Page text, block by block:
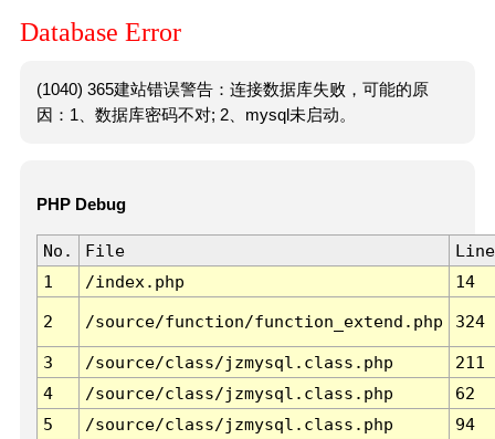
Database Error
(1040) 365建站错误警告：连接数据库失败，可能的原
因：1、数据库密码不对; 2、mysql未启动。
PHP Debug
No. File
Line
1
/index.php 14
2 /source/function/function_extend.php 324
3 /source/class/jzmysql.class.php
211
4
/source/class/jzmysql.class.php
62
5
/source/class/jzmysql.class.php
94